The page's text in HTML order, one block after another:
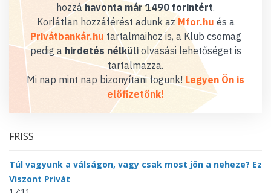
hozzáhavonta már 1490 forintért.
Korlátlan hozzáférést adunk az Mfor.hu és a
Privátbankár.hu tartalmaihoz is, a Klub csomag
pedig a hirdetés nélküliolvasási lehetőséget is
tartalmazza.
Mi nap mint nap bizonyítani fogunk! Legyen Ön is
előfizetőnk!
FRISS
Túl vagyunk a válságon, vagy csak most jön a neheze? Ez
Viszont Privát